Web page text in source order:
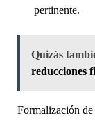
pertinente.
Quizás
reducciones
Formalización de